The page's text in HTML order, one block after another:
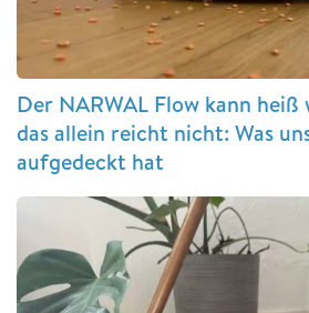
Der NARWAL Flow kann
das allein reicht nicht: Was
aufgedeckt hat